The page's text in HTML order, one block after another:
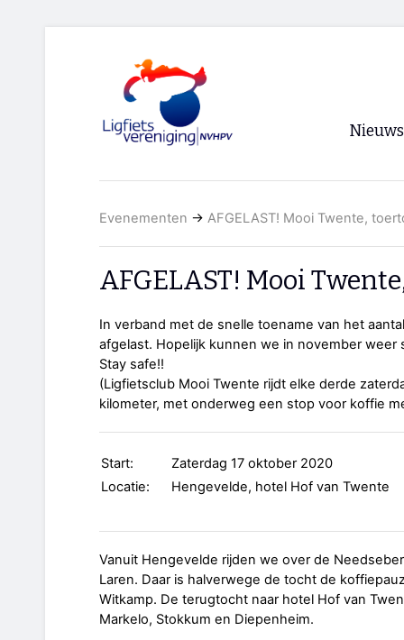
Nieuws
RSS
Evenementen → AFGELAST! Mooi Twente,
AFGELAST! Mooi
In verband met de snelle toename van het
afgelast. Hopelijk kunnen we in november weer
Stay safe!!
(Ligfietsclub Mooi Twente rijdt elke derde
kilometer, met onderweg een stop voor koffie
Start:
Zaterdag 17 oktober 2020
Locatie:
Hengevelde, hotel Hof van Twente
Vanuit Hengevelde rijden we over de
Laren. Daar is halverwege de tocht de
Witkamp. De terugtocht naar hotel Hof van
Markelo, Stokkum en Diepenheim.